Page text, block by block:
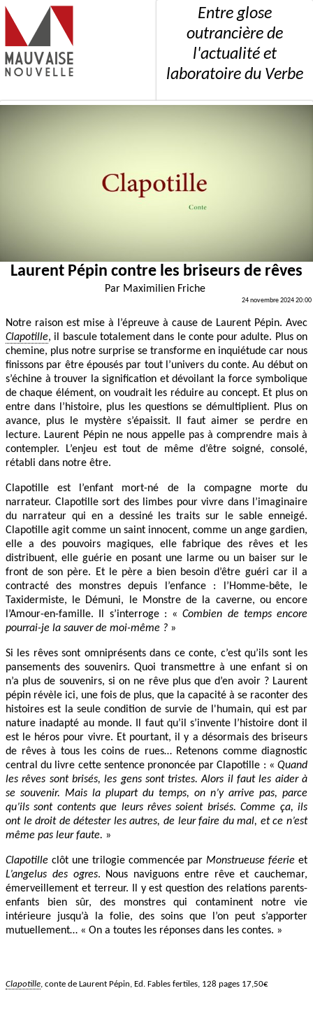
Entre glose
outrancière de
l'actualité et
laboratoire du Verbe
Laurent Pépin contre les briseurs de rêves
Par Maximilien Friche
24 novembre 2024 20:00
Notre raison est mise à l’épreuve à cause de Laurent Pépin. Avec
Clapotille, il bascule totalement dans le conte pour adulte. Plus on
chemine, plus notre surprise se transforme en inquiétude car nous
finissons par être épousés par tout l’univers du conte. Au début on
s’échine à trouver la signification et dévoilant la force symbolique
de chaque élément, on voudrait les réduire au concept. Et plus on
entre dans l’histoire, plus les questions se démultiplient. Plus on
avance, plus le mystère s’épaissit. Il faut aimer se perdre en
lecture. Laurent Pépin ne nous appelle pas à comprendre mais à
contempler. L’enjeu est tout de même d’être soigné, consolé,
rétabli dans notre être.
Clapotille est l’enfant mort-né de la compagne morte du
narrateur. Clapotille sort des limbes pour vivre dans l’imaginaire
du narrateur qui en a dessiné les traits sur le sable enneigé.
Clapotille agit comme un saint innocent, comme un ange gardien,
elle a des pouvoirs magiques, elle fabrique des rêves et les
distribuent, elle guérie en posant une larme ou un baiser sur le
front de son père. Et le père a bien besoin d’être guéri car il a
contracté des monstres depuis l’enfance : l’Homme-bête, le
Taxidermiste, le Démuni, le Monstre de la caverne, ou encore
l’Amour-en-famille. Il s’interroge : «Combien de temps encore
pourrai-je la sauver de moi-même ? »
Si les rêves sont omniprésents dans ce conte, c’est qu’ils sont les
pansements des souvenirs. Quoi transmettre à une enfant si on
n’a plus de souvenirs, si on ne rêve plus que d’en avoir ? Laurent
pépin révèle ici, une fois de plus, que la capacité à se raconter des
histoires est la seule condition de survie de l'humain, qui est par
nature inadapté au monde. Il faut qu’il s’invente l’histoire dont il
est le héros pour vivre. Et pourtant, il y a désormais des briseurs
de rêves à tous les coins de rues… Retenons comme diagnostic
central du livre cette sentence prononcée par Clapotille : « Quand
les rêves sont brisés, les gens sont tristes. Alors il faut les aider à
se souvenir. Mais la plupart du temps, on n’y arrive pas, parce
qu’ils sont contents que leurs rêves soient brisés. Comme ça, ils
ont le droit de détester les autres, de leur faire du mal, et ce n’est
même pas leur faute. »
Clapotille clôt une trilogie commencée parMonstrueuse féerie et
L’angelus des ogres. Nous naviguons entre rêve et cauchemar,
émerveillement et terreur. Il y est question des relations parents-
enfants bien sûr, des monstres qui contaminent notre vie
intérieure jusqu’à la folie, des soins que l’on peut s’apporter
mutuellement… « On a toutes les réponses dans les contes. »
Clapotille, conte de Laurent Pépin, Ed. Fables fertiles, 128 pages 17,50€